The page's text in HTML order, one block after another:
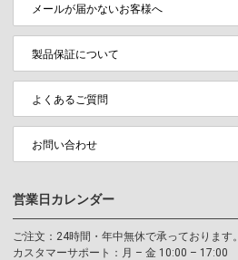
メールが届かないお客様へ
製品保証について
よくあるご質問
お問い合わせ
営業日カレンダー
ご注文：24時間・年中無休で承っております。
カスタマーサポート：月 – 金 10:00 – 17:00